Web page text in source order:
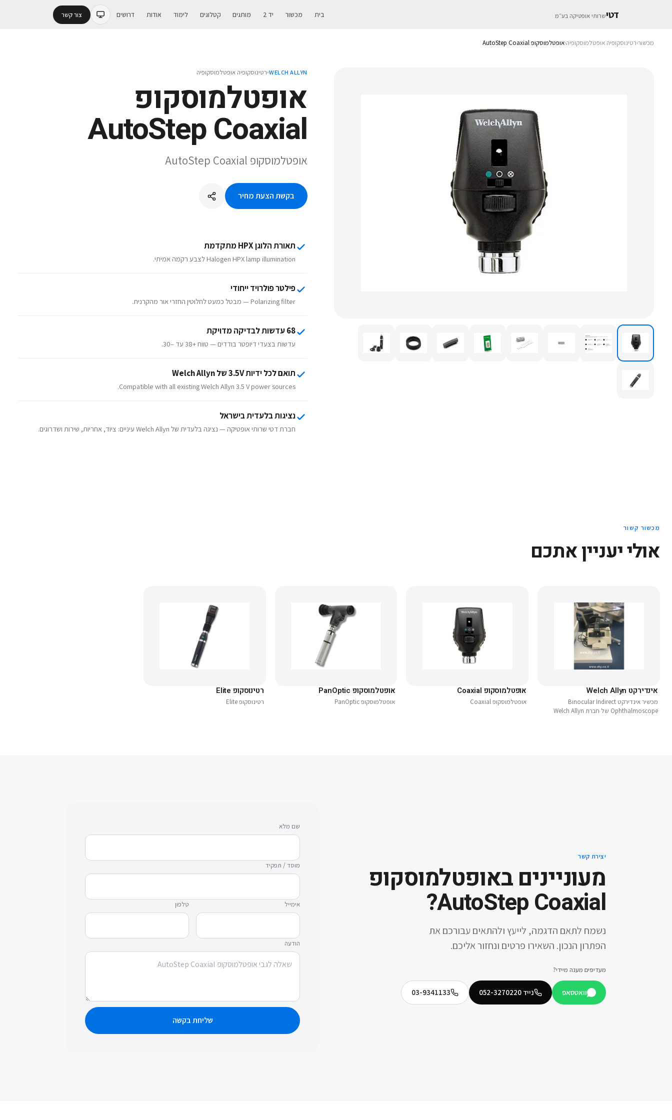
דטישרותי אופטיקה בע״מ בית מכשור יד 2 מותגים קטלוגים לימוד אודות דרושים צור קשר
מכשור›רטינוסקופיה אופטלמוסקופיה›אופטלמוסקופ AutoStep Coaxial
WELCH ALLYN רטינוסקופיה אופטלמוסקופיה
אופטלמוסקופ
AutoStep Coaxial
אופטלמוסקופ AutoStep Coaxial
בקשת הצעת מחיר
תאורת הלוגן HPX מתקדמת
Halogen HPX lamp illumination לצבע רקמה אמיתי.
פילטר פולרויד ייחודי
Polarizing filter — מבטל כמעט לחלוטין החזרי אור מהקרנית.
68 עדשות לבדיקה מדויקת
עדשות בצעדי דיופטר בודדים — טווח +38 עד –30.
תואם לכל ידיות 3.5V של Welch Allyn
Compatible with all existing Welch Allyn 3.5 V power sources.
נציגות בלעדית בישראל
חברת דטי שרותי אופטיקה — נציגה בלעדית של Welch Allyn עיניים: ציוד, אחריות, שירות ושדרוגים.
מכשור קשור
אולי יעניין אתכם
אינדירקט Welch Allyn
מכשיר אינדירקט Binocular Indirect
Ophthalmoscope של חברת Welch Allyn
אופטלמוסקופ Coaxial
אופטלמוסקופ Coaxial
אופטלמוסקופ PanOptic
אופטלמוסקופ PanOptic
רטינוסקופ Elite
רטינוסקופ Elite
יצירת קשר
מעוניינים באופטלמוסקופ
AutoStep Coaxial
?
נשמח לתאם הדגמה, לייעץ ולהתאים עבורכם את
הפתרון הנכון. השאירו פרטים ונחזור אליכם.
מעדיפים מענה מיידי?
וואטסאפ נייד 052-3270220
03-9341133
שם מלא
מוסד / תפקיד
אימייל טלפון
הודעה
שליחת בקשה